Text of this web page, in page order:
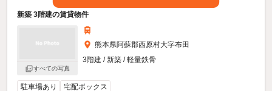
新築 3階建の賃貸物件
すべての写真
熊本県阿蘇郡西原村大字布田
3階建 / 新築 / 軽量鉄骨
駐車場あり 宅配ボックス